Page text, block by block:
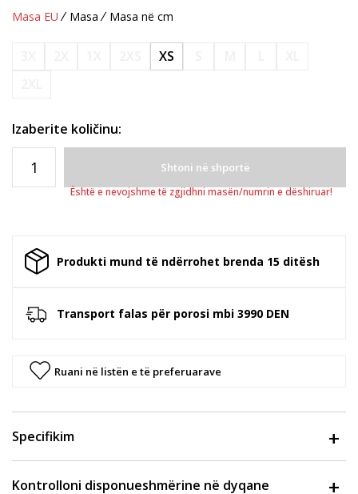
Masa EU Masa Masa në cm
XS
Izaberite količinu:
Shtoni në shportë
Është e nevojshme të zgjidhni masën/numrin e dëshiruar!
Produkti mund të ndërrohet brenda 15 ditësh
Transport falas për porosi mbi 3990 DEN
Ruani në listën e të preferuarave
Specifikim
Kontrolloni disponueshmërine në dyqane